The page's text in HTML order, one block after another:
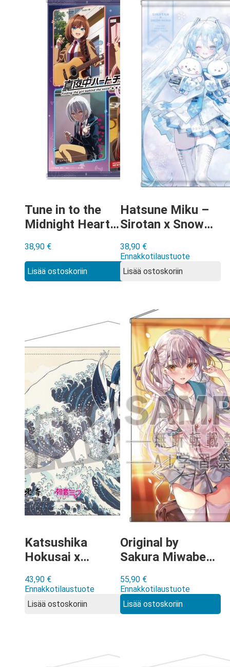
Tune in to the
Midnight Heart
38,90 €
Lisää ostoskoriin
Hatsune Miku –
Sirotan x Snow
38,90 €
Ennakkotilaustuote
Lisää ostoskoriin
Katsushika
Hokusai x
The Great Wave
of Kanagawa
43,90 €
Ennakkotilaustuote
Lisää ostoskoriin
Original by
Sakura Miwabe
Sanryu 2026
Wall Scroll
55,90 €
Ennakkotilaustuote
Lisää ostoskoriin